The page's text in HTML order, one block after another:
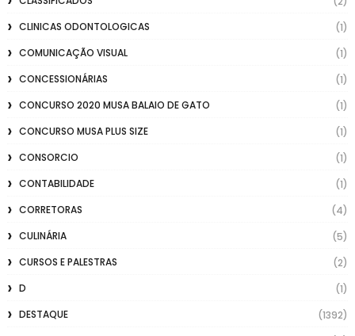
CLINICAS ODONTOLOGICAS
(1)
COMUNICAÇÃO VISUAL
(1)
CONCESSIONÁRIAS
(1)
CONCURSO 2020 MUSA BALAIO DE GATO
(1)
CONCURSO MUSA PLUS SIZE
(1)
CONSORCIO
(1)
CONTABILIDADE
(1)
CORRETORAS
(4)
CULINÁRIA
(5)
CURSOS E PALESTRAS
(2)
D
(1)
DESTAQUE
(1392)